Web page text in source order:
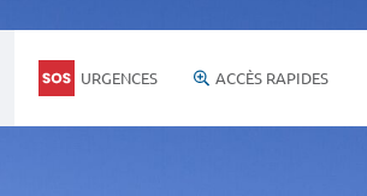
URGENCES ACCÈS RAPIDES